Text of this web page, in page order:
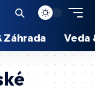
Záhrada Veda